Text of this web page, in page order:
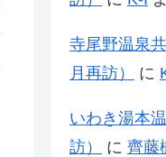
寺尾野温泉
月再訪）
に
いわき湯本
訪）
に 齊藤